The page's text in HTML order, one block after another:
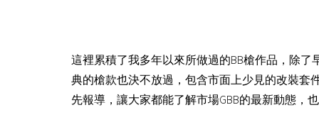
這裡累積了我多年以來所做過的BB槍作品，除
典的槍款也決不放過，包含市面上少見的改裝套
先報導，讓大家都能了解市場GBB的最新動態，